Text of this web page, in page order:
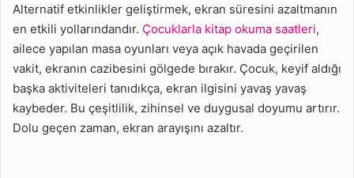
Alternatif etkinlikler geliştirmek, ekran süresini azaltmanın
en etkili yollarındandır. Çocuklarla kitap okuma saatleri,
ailece yapılan masa oyunları veya açık havada geçirilen
vakit, ekranın cazibesini gölgede bırakır. Çocuk, keyif aldığı
başka aktiviteleri tanıdıkça, ekran ilgisini yavaş yavaş
kaybeder. Bu çeşitlilik, zihinsel ve duygusal doyumu artırır.
Dolu geçen zaman, ekran arayışını azaltır.